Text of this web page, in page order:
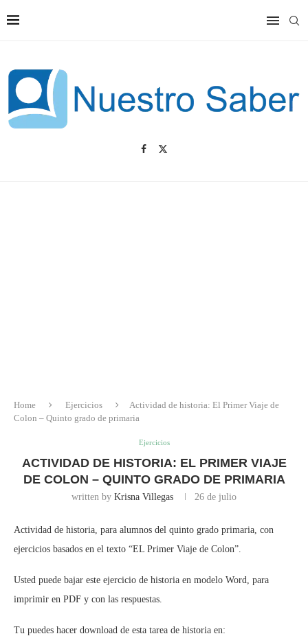
Home Ejercicios
Actividad de historia: El Primer Viaje de
Colon – Quinto grado de primaria
Ejercicios
ACTIVIDAD DE HISTORIA: EL PRIMER VIAJE
DE COLON – QUINTO GRADO DE PRIMARIA
written by Krisna Villegas 26 de julio
Actividad de historia, para alumnos del quinto grado primaria, con
ejercicios basados en el texto “EL Primer Viaje de Colon”.
Usted puede bajar este ejercicio de historia en modelo Word, para
imprimir en PDF y con las respuestas.
Tu puedes hacer download de esta tarea de historia en: